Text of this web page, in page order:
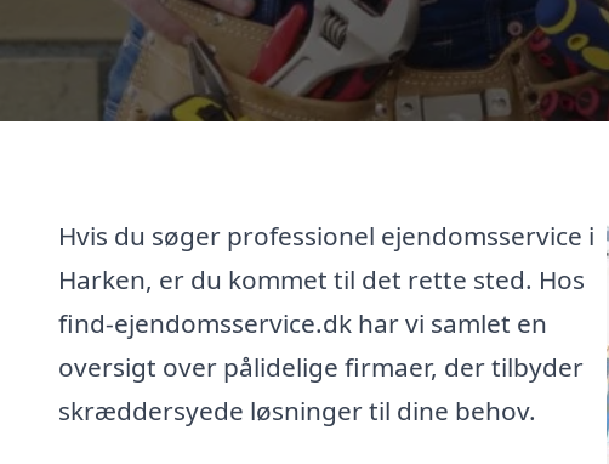
Hvis du søger professionel ejendomsservice i
Harken, er du kommet til det rette sted. Hos
find-ejendomsservice.dk har vi samlet en
oversigt over pålidelige firmaer, der tilbyder
skræddersyede løsninger til dine behov.